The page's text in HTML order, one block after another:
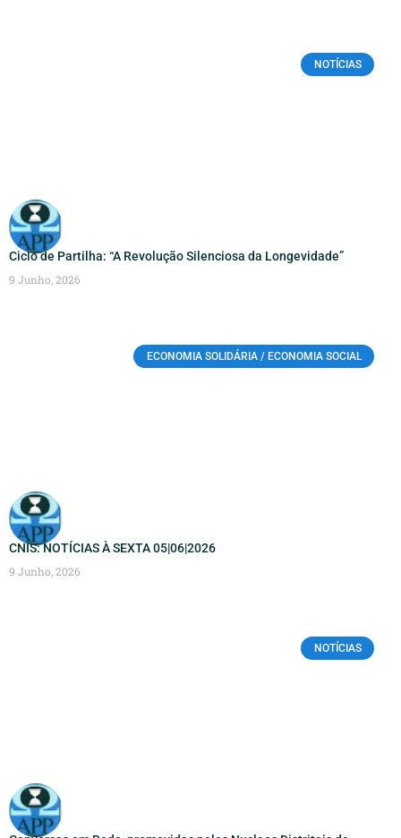
NOTÍCIAS
Ciclo de Partilha: “A Revolução Silenciosa da Longevidade”
9 Junho, 2026
ECONOMIA SOLIDÁRIA / ECONOMIA SOCIAL
CNIS: NOTÍCIAS À SEXTA 05|06|2026
9 Junho, 2026
NOTÍCIAS